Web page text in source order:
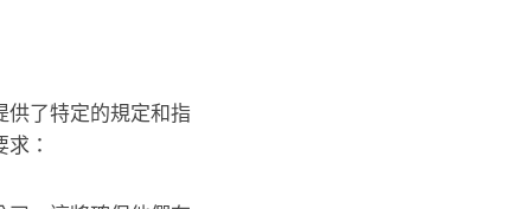
供了特定的規定和指
：